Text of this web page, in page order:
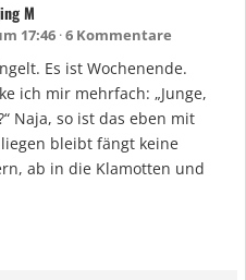
M
17:46 6 Kommentare
Es ist Wochenende.
ich mir mehrfach: „Junge,
Naja, so ist das eben mit
bleibt fängt keine
ab in die Klamotten und